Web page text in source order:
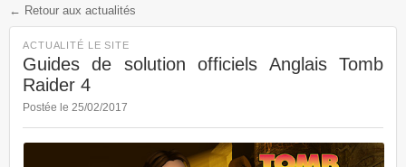
← Retour aux actualités
ACTUALITÉ LE SITE
Guides de solution officiels Anglais Tomb
Raider 4
Postée le 25/02/2017